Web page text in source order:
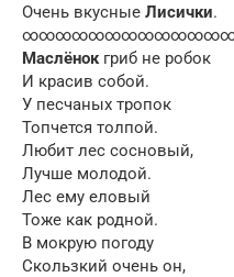
Очень вкусные Лисички.
Маслёнокгриб не робок
И красив собой.
У песчаных тропок
Топчется толпой.
Любит лес сосновый,
Лучше молодой.
Лес ему еловый
Тоже как родной.
В мокрую погоду
Скользкий очень он,